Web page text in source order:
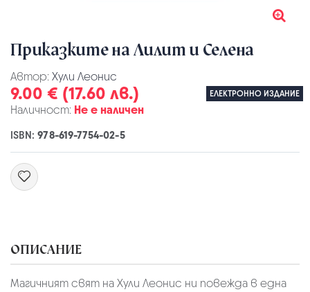
Приказките на Лилит и Селена
Автор: Хули Леонис
9.00 € (17.60 лв.) ЕЛЕКТРОННО ИЗДАНИЕ
Наличност: Не е наличен
ISBN:978-619-7754-02-5
ОПИСАНИЕ
Магичният свят на Хули Леонис ни повежда в една